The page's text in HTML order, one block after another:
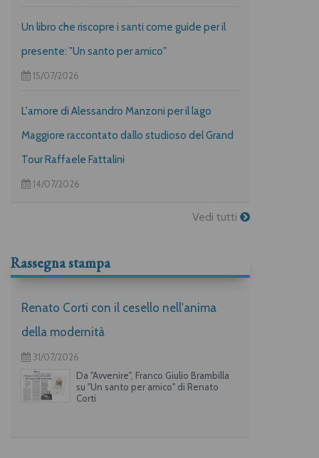
Un libro che riscopre i santi come guide per il
presente: "Un santo per amico"
15/07/2026
L'amore di Alessandro Manzoni per il lago
Maggiore raccontato dallo studioso del Grand
Tour Raffaele Fattalini
14/07/2026
Vedi tutti
Rassegna stampa
Renato Corti con il cesello nell'anima
della modernità
31/07/2026
Da "Avvenire", Franco Giulio Brambilla
su "Un santo per amico" di Renato
Corti